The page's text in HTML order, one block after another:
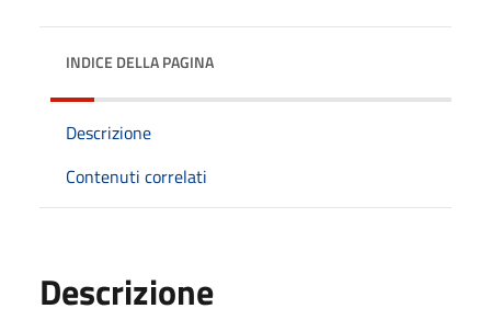
INDICE DELLA PAGINA
Descrizione
Contenuti correlati
Descrizione